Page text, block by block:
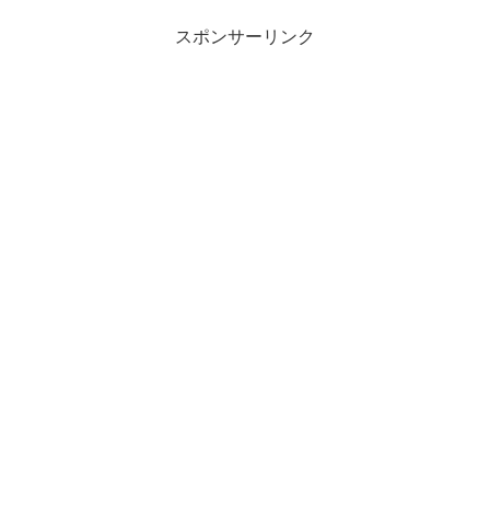
スポンサーリンク